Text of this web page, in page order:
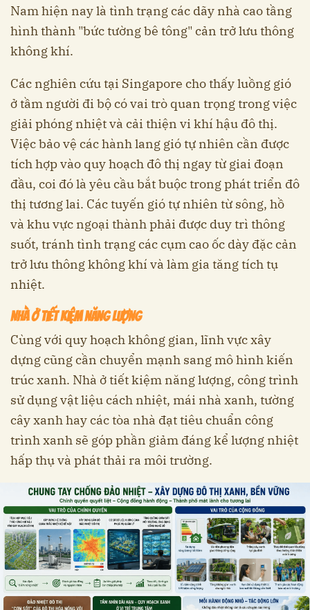
Nam hiện nay là tình trạng các dãy nhà cao tầng
hình thành "bức tường bê tông" cản trở lưu thông
không khí.
Các nghiên cứu tại Singapore cho thấy luồng gió
ở tầm người đi bộ có vai trò quan trọng trong việc
giải phóng nhiệt và cải thiện vi khí hậu đô thị.
Việc bảo vệ các hành lang gió tự nhiên cần được
tích hợp vào quy hoạch đô thị ngay từ giai đoạn
đầu, coi đó là yêu cầu bắt buộc trong phát triển đô
thị tương lai. Các tuyến gió tự nhiên từ sông, hồ
và khu vực ngoại thành phải được duy trì thông
suốt, tránh tình trạng các cụm cao ốc dày đặc cản
trở lưu thông không khí và làm gia tăng tích tụ
nhiệt.
Nhà ở tiết kiệm năng lượng
Cùng với quy hoạch không gian, lĩnh vực xây
dựng cũng cần chuyển mạnh sang mô hình kiến
trúc xanh. Nhà ở tiết kiệm năng lượng, công trình
sử dụng vật liệu cách nhiệt, mái nhà xanh, tường
cây xanh hay các tòa nhà đạt tiêu chuẩn công
trình xanh sẽ góp phần giảm đáng kể lượng nhiệt
hấp thụ và phát thải ra môi trường.